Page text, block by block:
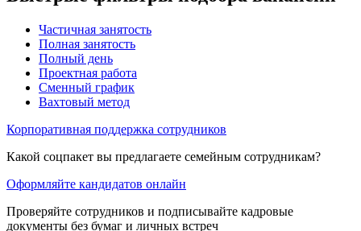
Частичная занятость
Полная занятость
Полный день
Проектная работа
Сменный график
Вахтовый метод
Корпоративная поддержка сотрудников
Какой соцпакет вы предлагаете семейным сотрудникам?
Оформляйте кандидатов онлайн
Проверяйте сотрудников и подписывайте кадровые
документы без бумаг и личных встреч